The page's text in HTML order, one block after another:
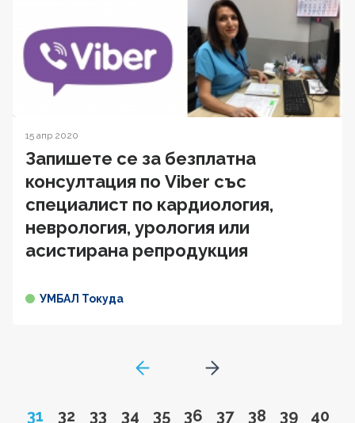
15 апр 2020
Запишете се за безплатна
консултация по Viber със
специалист по кардиология,
неврология, урология или
асистирана репродукция
УМБАЛ Токуда
GoToPreviousPage
Page
31 Go to page
32 Go to page
33 Go to page
34 Go to page
35 Go to page
36 Go to page
37 Go to page
38 Go to
39 Go
40
Go to next page